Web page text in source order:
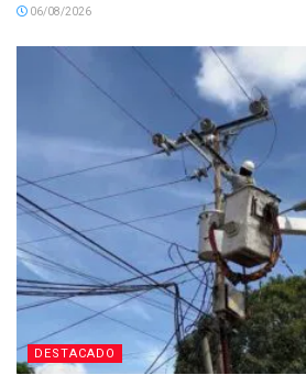
06/08/2026
DESTACADO